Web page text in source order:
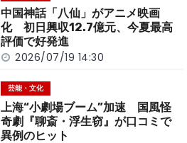
中国神話「八仙」がアニメ映画
化 初日興収12.7億元、今夏最高
評価で好発進
2026/07/19 14:30
芸能・文化
上海“小劇場ブーム”加速 国風怪
奇劇『聊斎・浮生窃』が口コミで
異例のヒット